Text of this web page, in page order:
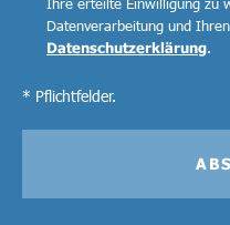
Datenverarbeitung und
Datenschutzerklärung.
* Pflichtfelder.